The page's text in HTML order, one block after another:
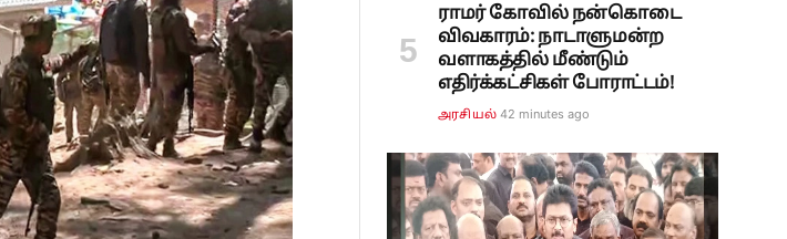
ராமர் கோவில் நன்கொடை
விவகாரம்: நாடாளுமன்ற
வளாகத்தில் மீண்டும்
எதிர்க்கட்சிகள் போராட்டம்!
அரசியல் 42 minutes ago